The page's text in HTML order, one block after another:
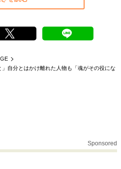
リアル
親になるということ
ノの愛用品
自分とはかけ離れた人物も「魂がその役にな
Sponsored